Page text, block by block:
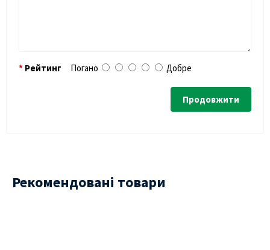
Рейтинг Погано Добре
Продовжити
Рекомендовані товари